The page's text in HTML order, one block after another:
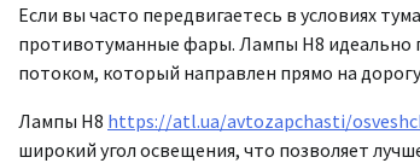
Если вы часто передвигаетесь в условиях
противотуманные фары. Лампы H8 идеально
потоком, который направлен прямо на
Лампы H8 https://atl.ua/avtozapchasti/
широкий угол освещения, что позволяет